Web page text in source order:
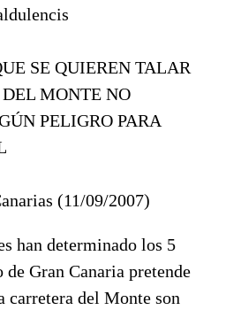
SE QUIEREN TALAR
MONTE NO
PELIGRO PARA
(11/09/2007)
han determinado los 5
Gran Canaria pretende
carretera del Monte son